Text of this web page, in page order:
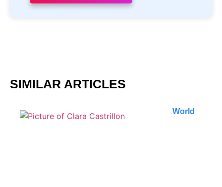
SIMILAR ARTICLES
World